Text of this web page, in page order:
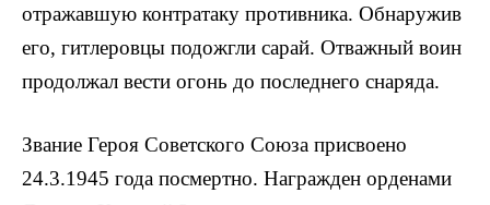
отражавшую контратаку противника. Обнаружив
его, гит­леровцы подожгли сарай. Отважный воин
продолжал вести огонь до послед­него снаряда.
Звание Героя Советского Союза присвоено
24.3.1945 года посмертно. Награжден орденами